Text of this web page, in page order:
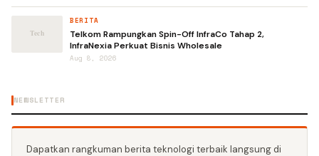
BERITA
Telkom Rampungkan Spin-Off InfraCo Tahap 2,
InfraNexia Perkuat Bisnis Wholesale
Aug 8, 2026
NEWSLETTER
Dapatkan rangkuman berita teknologi terbaik langsung di